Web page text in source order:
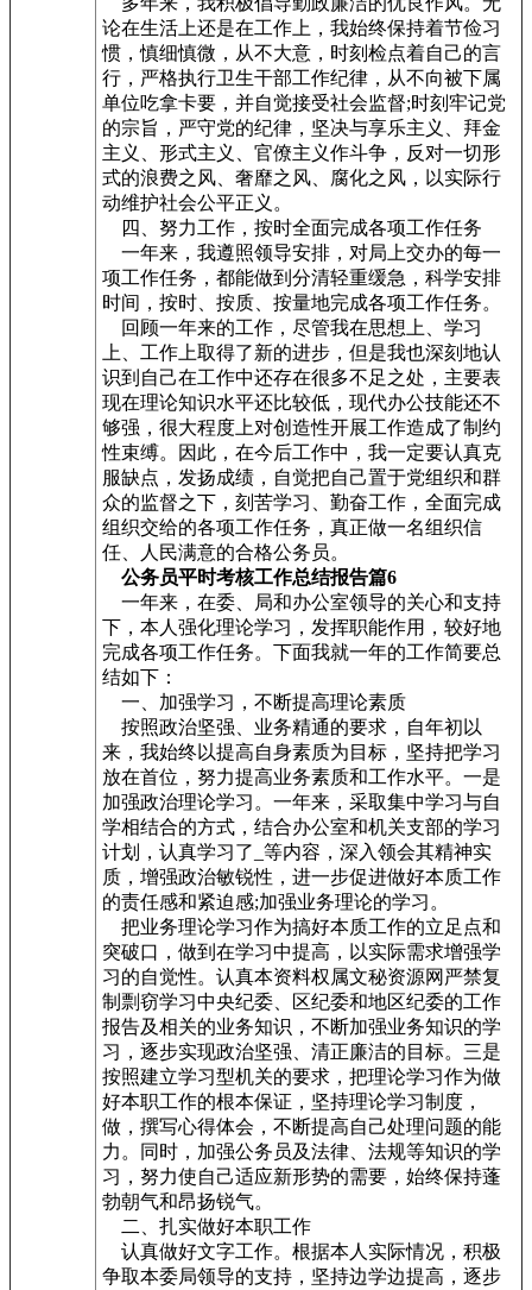
论在生活上还是在工作上，我始终保持着节俭习
惯，慎细慎微，从不大意，时刻检点着自己的言
行，严格执行卫生干部工作纪律，从不向被下属
单位吃拿卡要，并自觉接受社会监督;时刻牢记党
的宗旨，严守党的纪律，坚决与享乐主义、拜金
主义、形式主义、官僚主义作斗争，反对一切形
式的浪费之风、奢靡之风、腐化之风，以实际行
动维护社会公平正义。
四、努力工作，按时全面完成各项工作任务
一年来，我遵照领导安排，对局上交办的每一
项工作任务，都能做到分清轻重缓急，科学安排
时间，按时、按质、按量地完成各项工作任务。
回顾一年来的工作，尽管我在思想上、学习
上、工作上取得了新的进步，但是我也深刻地认
识到自己在工作中还存在很多不足之处，主要表
现在理论知识水平还比较低，现代办公技能还不
够强，很大程度上对创造性开展工作造成了制约
性束缚。因此，在今后工作中，我一定要认真克
服缺点，发扬成绩，自觉把自己置于党组织和群
众的监督之下，刻苦学习、勤奋工作，全面完成
组织交给的各项工作任务，真正做一名组织信
任、人民满意的合格公务员。
公务员平时考核工作总结报告篇6
一年来，在委、局和办公室领导的关心和支持
下，本人强化理论学习，发挥职能作用，较好地
完成各项工作任务。下面我就一年的工作简要总
结如下：
一、加强学习，不断提高理论素质
按照政治坚强、业务精通的要求，自年初以
来，我始终以提高自身素质为目标，坚持把学习
放在首位，努力提高业务素质和工作水平。一是
加强政治理论学习。一年来，采取集中学习与自
学相结合的方式，结合办公室和机关支部的学习
计划，认真学习了_等内容，深入领会其精神实
质，增强政治敏锐性，进一步促进做好本质工作
的责任感和紧迫感;加强业务理论的学习。
把业务理论学习作为搞好本质工作的立足点和
突破口，做到在学习中提高，以实际需求增强学
习的自觉性。认真本资料权属文秘资源网严禁复
制剽窃学习中央纪委、区纪委和地区纪委的工作
报告及相关的业务知识，不断加强业务知识的学
习，逐步实现政治坚强、清正廉洁的目标。三是
按照建立学习型机关的要求，把理论学习作为做
好本职工作的根本保证，坚持理论学习制度，
做，撰写心得体会，不断提高自己处理问题的能
力。同时，加强公务员及法律、法规等知识的学
习，努力使自己适应新形势的需要，始终保持蓬
勃朝气和昂扬锐气。
二、扎实做好本职工作
认真做好文字工作。根据本人实际情况，积极
争取本委局领导的支持，坚持边学边提高，逐步